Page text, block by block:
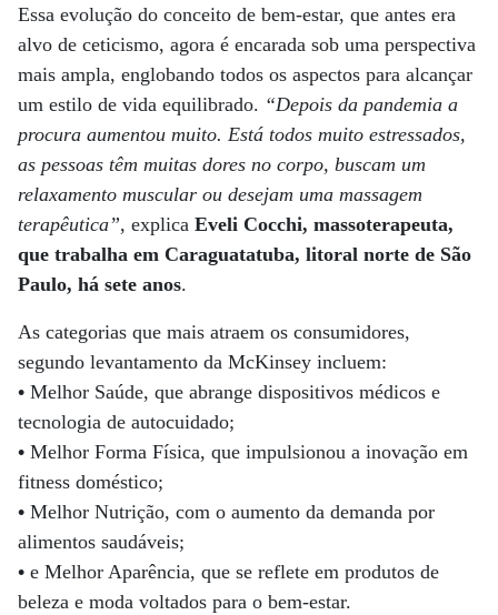
Essa evolução do conceito de bem-estar, que antes era
alvo de ceticismo, agora é encarada sob uma perspectiva
mais ampla, englobando todos os aspectos para alcançar
um estilo de vida equilibrado. “Depois da pandemia a
procura aumentou muito. Está todos muito estressados,
as pessoas têm muitas dores no corpo, buscam um
relaxamento muscular ou desejam uma massagem
terapêutica”, explica Eveli Cocchi, massoterapeuta,
que trabalha em Caraguatatuba, litoral norte de São
Paulo, há sete anos.
As categorias que mais atraem os consumidores,
segundo levantamento da McKinsey incluem:
• Melhor Saúde, que abrange dispositivos médicos e
tecnologia de autocuidado;
• Melhor Forma Física, que impulsionou a inovação em
fitness doméstico;
• Melhor Nutrição, com o aumento da demanda por
alimentos saudáveis;
• e Melhor Aparência, que se reflete em produtos de
beleza e moda voltados para o bem-estar.